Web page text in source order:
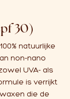
30)
natuurlijke
non-nano
UVA- als
is verrijkt
die de